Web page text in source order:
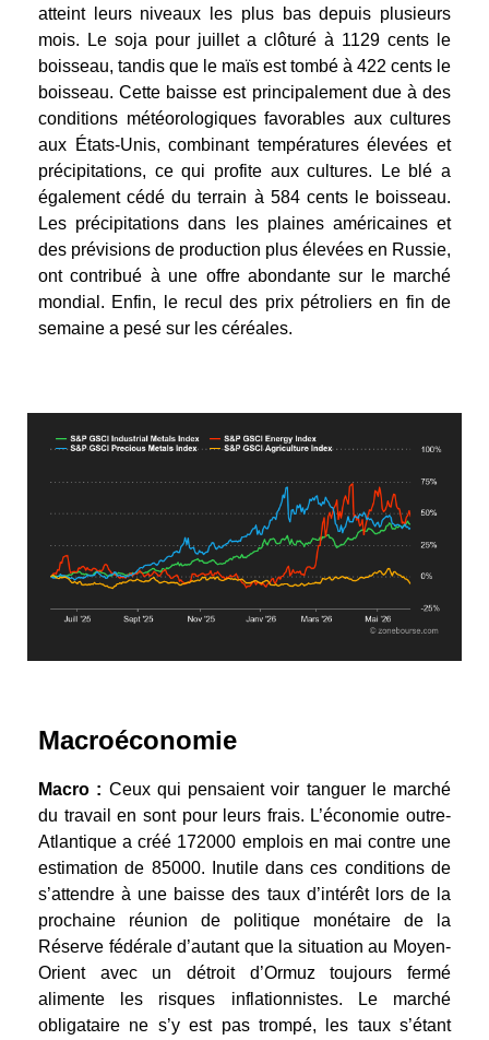
atteint leurs niveaux les plus bas depuis plusieurs
mois. Le soja pour juillet a clôturé à 1129 cents le
boisseau, tandis que le maïs est tombé à 422 cents le
boisseau. Cette baisse est principalement due à des
conditions météorologiques favorables aux cultures
aux États-Unis, combinant températures élevées et
précipitations, ce qui profite aux cultures. Le blé a
également cédé du terrain à 584 cents le boisseau.
Les précipitations dans les plaines américaines et
des prévisions de production plus élevées en Russie,
ont contribué à une offre abondante sur le marché
mondial. Enfin, le recul des prix pétroliers en fin de
semaine a pesé sur les céréales.
Macroéconomie
Macro : Ceux qui pensaient voir tanguer le marché
du travail en sont pour leurs frais. L’économie outre-
Atlantique a créé 172000 emplois en mai contre une
estimation de 85000. Inutile dans ces conditions de
s’attendre à une baisse des taux d’intérêt lors de la
prochaine réunion de politique monétaire de la
Réserve fédérale d’autant que la situation au Moyen-
Orient avec un détroit d’Ormuz toujours fermé
alimente les risques inflationnistes. Le marché
obligataire ne s’y est pas trompé, les taux s’étant